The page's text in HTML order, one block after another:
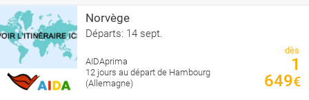
Norvège
Départs: 14 sept.
AIDAprima
12 jours au départ de Hambourg
(Allemagne)
dès
1
649€